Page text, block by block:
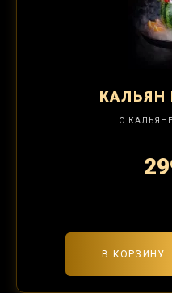
КАЛЬЯН
О
В КОРЗИНУ